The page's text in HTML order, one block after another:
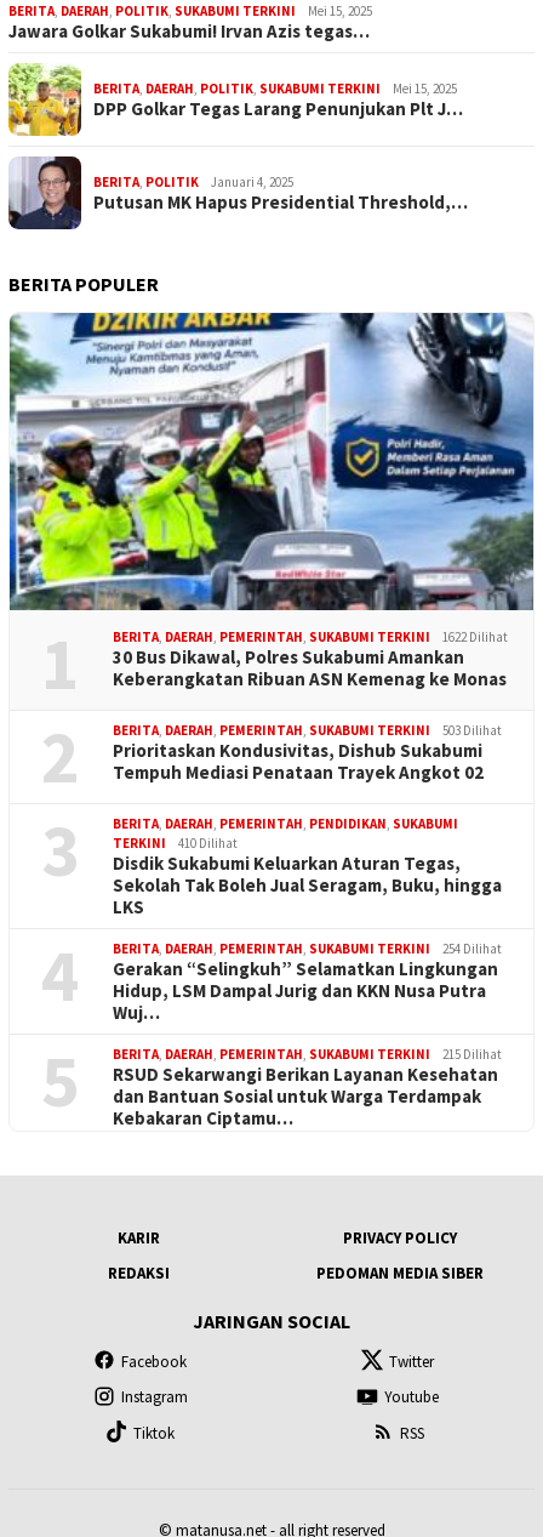
BERITA DAERAH POLITIK SUKABUMI TERKINI Mei 15, 2025
Jawara Golkar Sukabumi! Irvan Azis tegas…
BERITA DAERAH POLITIK SUKABUMI TERKINI Mei 15, 2025
DPP Golkar Tegas Larang Penunjukan Plt J…
BERITA POLITIK Januari 4, 2025
Putusan MK Hapus Presidential Threshold,…
BERITA POPULER
1 BERITA, DAERAH, PEMERINTAH, SUKABUMI TERKINI 1622 Dilihat
30 Bus Dikawal, Polres Sukabumi Amankan
Keberangkatan Ribuan ASN Kemenag ke Monas
2 BERITA, DAERAH, PEMERINTAH, SUKABUMI TERKINI 503 Dilihat
Prioritaskan Kondusivitas, Dishub Sukabumi
Tempuh Mediasi Penataan Trayek Angkot 02
3 BERITA, DAERAH, PEMERINTAH, PENDIDIKAN, SUKABUMI
TERKINI
410 Dilihat
Disdik Sukabumi Keluarkan Aturan Tegas,
Sekolah Tak Boleh Jual Seragam, Buku, hingga
LKS
4 BERITA, DAERAH, PEMERINTAH, SUKABUMI TERKINI 254 Dilihat
Gerakan “Selingkuh” Selamatkan Lingkungan
Hidup, LSM Dampal Jurig dan KKN Nusa Putra
Wuj…
5 BERITA, DAERAH, PEMERINTAH, SUKABUMI TERKINI 215 Dilihat
RSUD Sekarwangi Berikan Layanan Kesehatan
dan Bantuan Sosial untuk Warga Terdampak
Kebakaran Ciptamu…
KARIR
PRIVACY POLICY
REDAKSI
PEDOMAN MEDIA SIBER
JARINGAN SOCIAL
Facebook
Twitter
Instagram
Youtube
Tiktok
RSS
© matanusa.net - all right reserved